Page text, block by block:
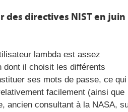
des directives NIST en juin
lambda est assez
dont il choisit les différents
ses mots de passe, ce qui
facilement (ainsi que
ancien consultant à la NASA,